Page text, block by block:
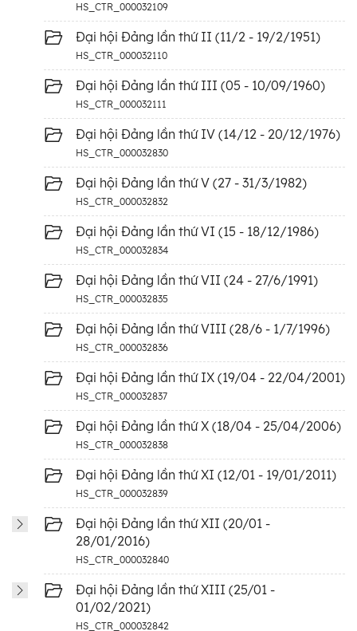
HS_CTR_000032109
Đại hội Đảng lần thứ II (11/2 - 19/2/1951)
HS_CTR_000032110
Đại hội Đảng lần thứ III (05 - 10/09/1960)
HS_CTR_000032111
Đại hội Đảng lần thứ IV (14/12 - 20/12/1976)
HS_CTR_000032830
Đại hội Đảng lần thứ V (27 - 31/3/1982)
HS_CTR_000032832
Đại hội Đảng lần thứ VI (15 - 18/12/1986)
HS_CTR_000032834
Đại hội Đảng lần thứ VII (24 - 27/6/1991)
HS_CTR_000032835
Đại hội Đảng lần thứ VIII (28/6 - 1/7/1996)
HS_CTR_000032836
Đại hội Đảng lần thứ IX (19/04 - 22/04/2001)
HS_CTR_000032837
Đại hội Đảng lần thứ X (18/04 - 25/04/2006)
HS_CTR_000032838
Đại hội Đảng lần thứ XI (12/01 - 19/01/2011)
HS_CTR_000032839
Đại hội Đảng lần thứ XII (20/01 -
28/01/2016)
HS_CTR_000032840
Đại hội Đảng lần thứ XIII (25/01 -
01/02/2021)
HS_CTR_000032842